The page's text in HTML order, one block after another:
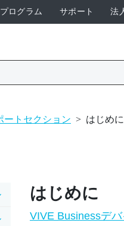
ログラム サポート 法
ートセクション > はじめに
はじめに
VIVE Businessデ